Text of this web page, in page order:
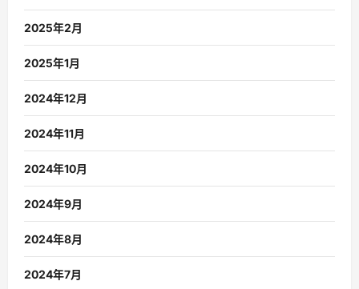
2025年2月
2025年1月
2024年12月
2024年11月
2024年10月
2024年9月
2024年8月
2024年7月